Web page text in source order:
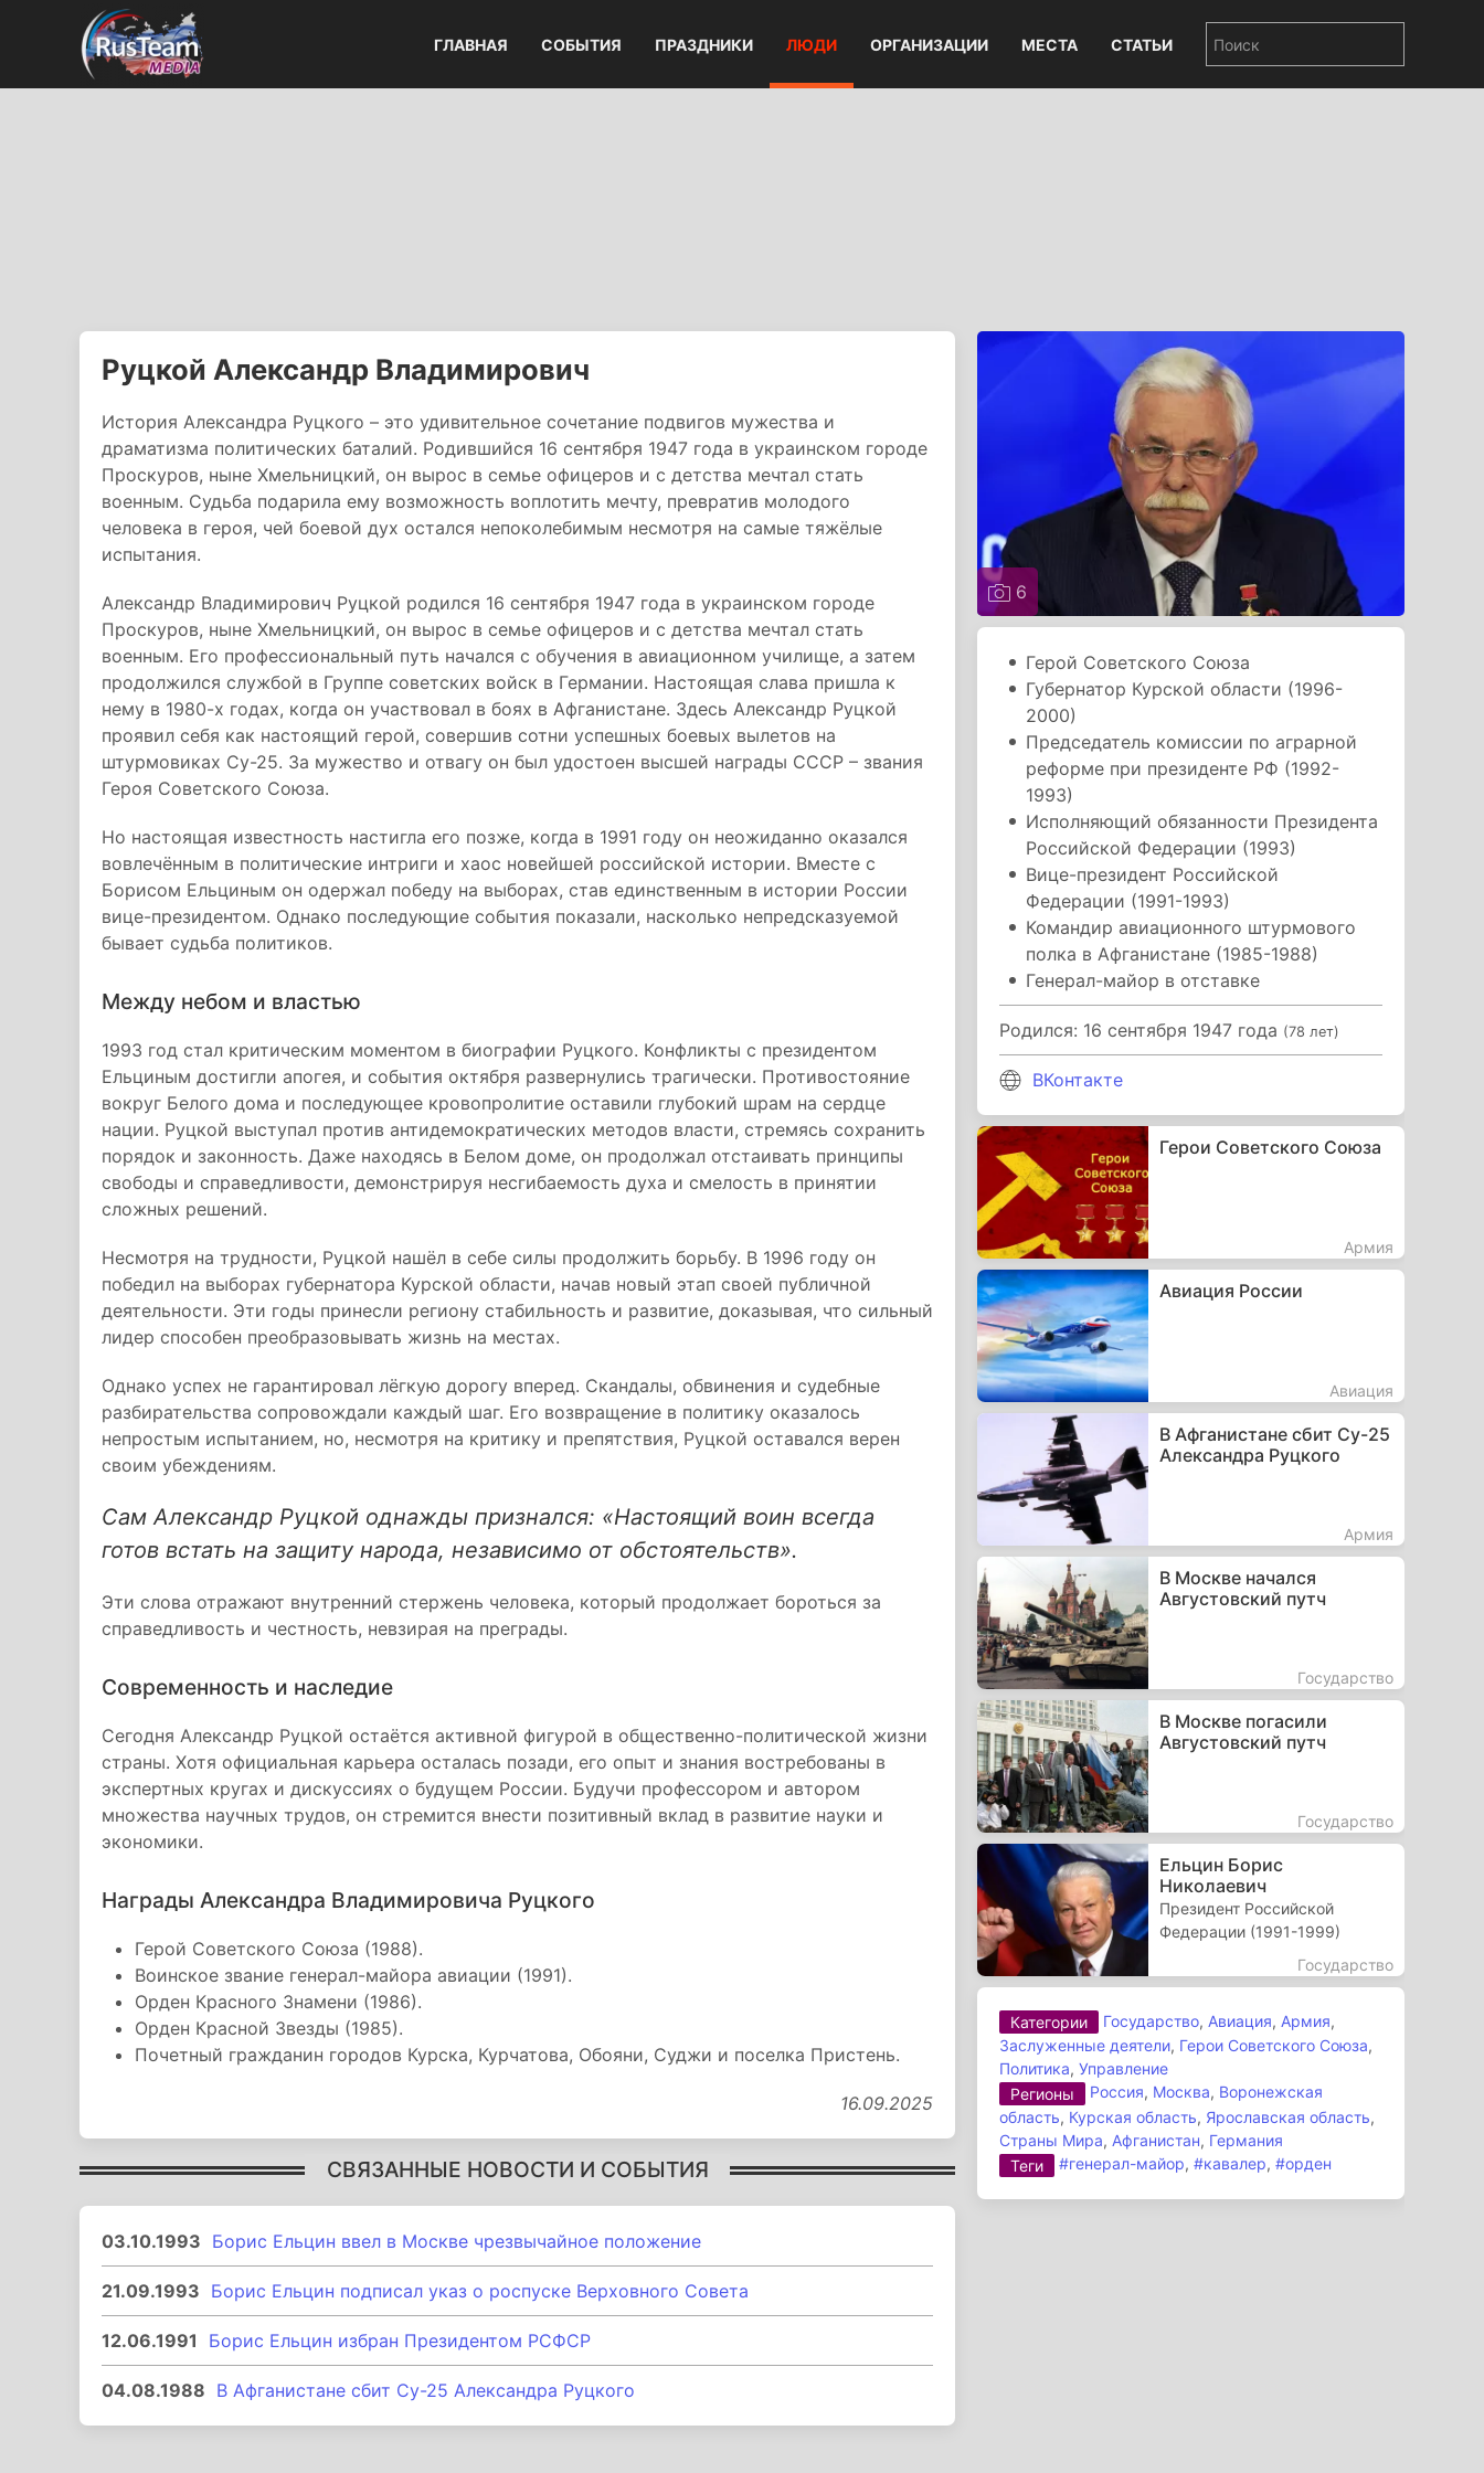
ГЛАВНАЯ СОБЫТИЯ ПРАЗДНИКИ ЛЮДИ ОРГАНИЗАЦИИ МЕСТА СТАТЬИ
Руцкой Александр Владимирович
История Александра Руцкого – это удивительное сочетание подвигов мужества и
драматизма политических баталий. Родившийся 16 сентября 1947 года в украинском городе
Проскуров, ныне Хмельницкий, он вырос в семье офицеров и с детства мечтал стать
военным. Судьба подарила ему возможность воплотить мечту, превратив молодого
человека в героя, чей боевой дух остался непоколебимым несмотря на самые тяжёлые
испытания.
Александр Владимирович Руцкой родился 16 сентября 1947 года в украинском городе
Проскуров, ныне Хмельницкий, он вырос в семье офицеров и с детства мечтал стать
военным. Его профессиональный путь начался с обучения в авиационном училище, а затем
продолжился службой в Группе советских войск в Германии. Настоящая слава пришла к
нему в 1980-х годах, когда он участвовал в боях в Афганистане. Здесь Александр Руцкой
проявил себя как настоящий герой, совершив сотни успешных боевых вылетов на
штурмовиках Су-25. За мужество и отвагу он был удостоен высшей награды СССР – звания
Героя Советского Союза.
Но настоящая известность настигла его позже, когда в 1991 году он неожиданно оказался
вовлечённым в политические интриги и хаос новейшей российской истории. Вместе с
Борисом Ельциным он одержал победу на выборах, став единственным в истории России
вице-президентом. Однако последующие события показали, насколько непредсказуемой
бывает судьба политиков.
Между небом и властью
1993 год стал критическим моментом в биографии Руцкого. Конфликты с президентом
Ельциным достигли апогея, и события октября развернулись трагически. Противостояние
вокруг Белого дома и последующее кровопролитие оставили глубокий шрам на сердце
нации. Руцкой выступал против антидемократических методов власти, стремясь сохранить
порядок и законность. Даже находясь в Белом доме, он продолжал отстаивать принципы
свободы и справедливости, демонстрируя несгибаемость духа и смелость в принятии
сложных решений.
Несмотря на трудности, Руцкой нашёл в себе силы продолжить борьбу. В 1996 году он
победил на выборах губернатора Курской области, начав новый этап своей публичной
деятельности. Эти годы принесли региону стабильность и развитие, доказывая, что сильный
лидер способен преобразовывать жизнь на местах.
Однако успех не гарантировал лёгкую дорогу вперед. Скандалы, обвинения и судебные
разбирательства сопровождали каждый шаг. Его возвращение в политику оказалось
непростым испытанием, но, несмотря на критику и препятствия, Руцкой оставался верен
своим убеждениям.
Сам Александр Руцкой однажды признался: «Настоящий воин всегда
готов встать на защиту народа, независимо от обстоятельств».
Эти слова отражают внутренний стержень человека, который продолжает бороться за
справедливость и честность, невзирая на преграды.
Современность и наследие
Сегодня Александр Руцкой остаётся активной фигурой в общественно-политической жизни
страны. Хотя официальная карьера осталась позади, его опыт и знания востребованы в
экспертных кругах и дискуссиях о будущем России. Будучи профессором и автором
множества научных трудов, он стремится внести позитивный вклад в развитие науки и
экономики.
Награды Александра Владимировича Руцкого
Герой Советского Союза (1988).
Воинское звание генерал-майора авиации (1991).
Орден Красного Знамени (1986).
Орден Красной Звезды (1985).
Почетный гражданин городов Курска, Курчатова, Обояни, Суджи и поселка Пристень.
16.09.2025
СВЯЗАННЫЕ НОВОСТИ И СОБЫТИЯ
03.10.1993 Борис Ельцин ввел в Москве чрезвычайное положение
21.09.1993 Борис Ельцин подписал указ о роспуске Верховного Совета
12.06.1991 Борис Ельцин избран Президентом РСФСР
04.08.1988 В Афганистане сбит Су-25 Александра Руцкого
6
Герой Советского Союза
Губернатор Курской области (1996-
2000)
Председатель комиссии по аграрной
реформе при президенте РФ (1992-
1993)
Исполняющий обязанности Президента
Российской Федерации (1993)
Вице-президент Российской
Федерации (1991-1993)
Командир авиационного штурмового
полка в Афганистане (1985-1988)
Генерал-майор в отставке
Родился: 16 сентября 1947 года (78 лет)
ВКонтакте
Герои Советского Союза
Армия
Авиация России
Авиация
В Афганистане сбит Су-25
Александра Руцкого
Армия
В Москве начался
Августовский путч
Государство
В Москве погасили
Августовский путч
Государство
Ельцин Борис
Николаевич
Президент Российской
Федерации (1991-1999)
Государство
Категории Государство, Авиация, Армия,
Заслуженные деятели, Герои Советского Союза,
Политика,Управление
Регионы
Россия, Москва, Воронежская
область, Курская область, Ярославская область,
Страны Мира, Афганистан, Германия
Теги
#генерал-майор,#кавалер,#орден